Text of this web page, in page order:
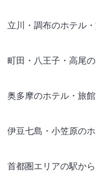
立川・調布のホテル
町田・八王子・高尾
奥多摩のホテル・旅
伊豆七島・小笠原の
首都圏エリアの駅か